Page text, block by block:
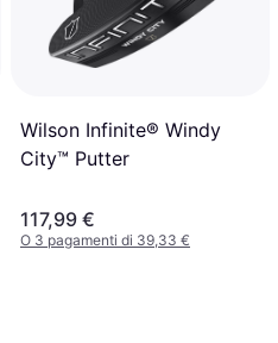
Wilson Infinite® Windy
City™ Putter
117,99 €
O 3 pagamenti di 39,33 €